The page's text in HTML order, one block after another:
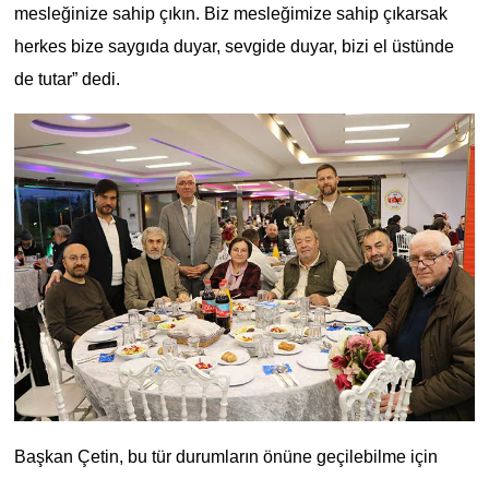
mesleğinize sahip çıkın. Biz mesleğimize sahip çıkarsak
herkes bize saygıda duyar, sevgide duyar, bizi el üstünde
de tutar” dedi.
Başkan Çetin, bu tür durumların önüne geçilebilme için